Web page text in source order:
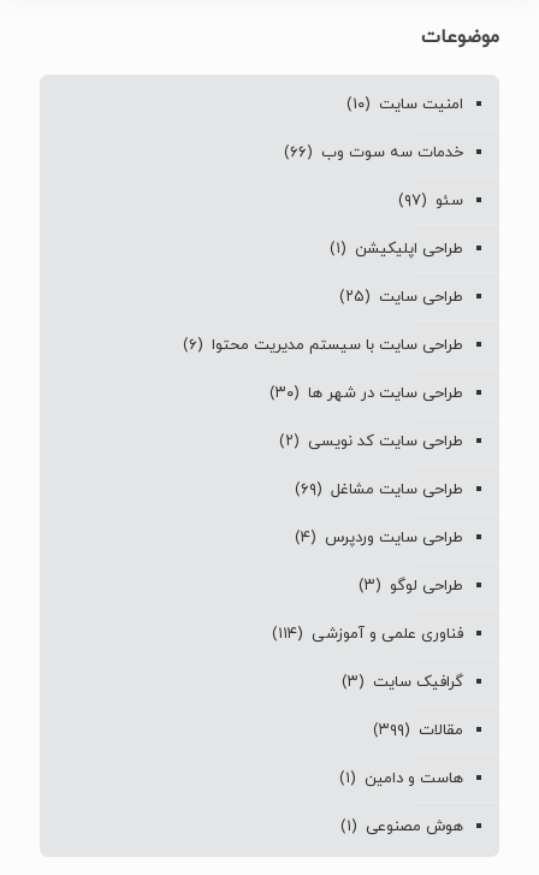
موضوعات
امنیت سایت (۱۰)
خدمات سه سوت وب (۶۶)
سئو (۹۷)
طراحی اپلیکیشن (۱)
طراحی سایت (۲۵)
طراحی سایت با سیستم مدیریت محتوا (۶)
طراحی سایت در شهر ها (۳۰)
طراحی سایت کد نویسی (۲)
طراحی سایت مشاغل (۶۹)
طراحی سایت وردپرس (۴)
طراحی لوگو (۳)
فناوری علمی و آموزشی (۱۱۴)
گرافیک سایت (۳)
مقالات (۳۹۹)
هاست و دامین (۱)
هوش مصنوعی (۱)